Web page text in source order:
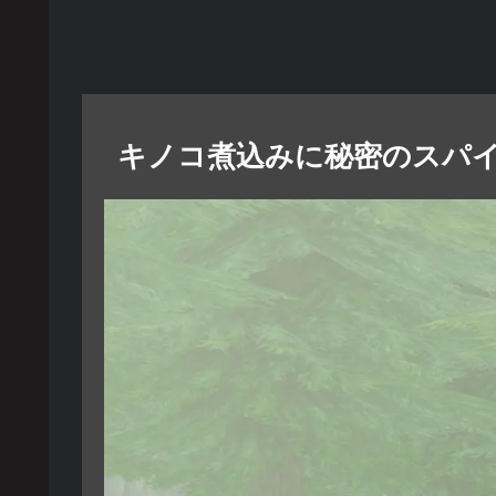
キノコ煮込みに秘密のスパ